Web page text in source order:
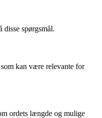
spørgsmål.
kan være relevante for
ordets længde og mulige